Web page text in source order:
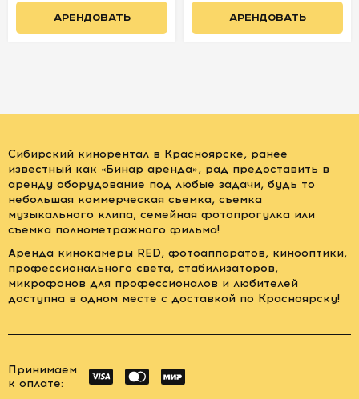
АРЕНДОВАТЬ АРЕНДОВАТЬ
Сибирский кинорентал в Красноярске, ранее
известный как «Бинар аренда», рад предоставить в
аренду оборудование под любые задачи, будь то
небольшая коммерческая съемка, съемка
музыкального клипа, семейная фотопрогулка или
съемка полнометражного фильма!
Аренда кинокамеры RED, фотоаппаратов, кинооптики,
профессионального света, стабилизаторов,
микрофонов для профессионалов и любителей
доступна в одном месте с доставкой по Красноярску!
Принимаем
к оплате: